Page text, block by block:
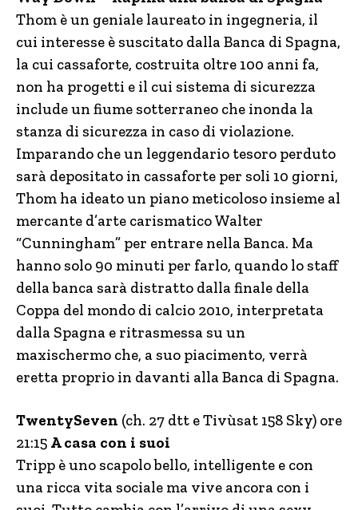
Thom è un geniale laureato in ingegneria, il
cui interesse è suscitato dalla Banca di Spagna,
la cui cassaforte, costruita oltre 100 anni fa,
non ha progetti e il cui sistema di sicurezza
include un fiume sotterraneo che inonda la
stanza di sicurezza in caso di violazione.
Imparando che un leggendario tesoro perduto
sarà depositato in cassaforte per soli 10 giorni,
Thom ha ideato un piano meticoloso insieme al
mercante d’arte carismatico Walter
“Cunningham” per entrare nella Banca. Ma
hanno solo 90 minuti per farlo, quando lo staff
della banca sarà distratto dalla finale della
Coppa del mondo di calcio 2010, interpretata
dalla Spagna e ritrasmessa su un
maxischermo che, a suo piacimento, verrà
eretta proprio in davanti alla Banca di Spagna.
TwentySeven (ch. 27 dtt e Tivùsat 158 Sky) ore
21:15 A casa con i suoi
Tripp è uno scapolo bello, intelligente e con
una ricca vita sociale ma vive ancora con i